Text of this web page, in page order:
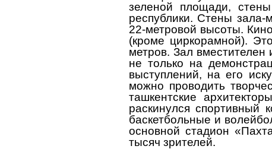
зеленой площади,
республики. Стены зала-
22-метровой высоты.
(кроме циркорамной).
метров. Зал
не только на
выступлений, на его
можно проводить
ташкентские
раскинулся спортивный
баскетбольные и
основной стадион
тысяч зрителей.